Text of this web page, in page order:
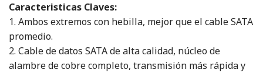
Caracteristicas Claves:
1. Ambos extremos con hebilla, mejor que el cable SATA
promedio.
2. Cable de datos SATA de alta calidad, núcleo de
alambre de cobre completo, transmisión más rápida y